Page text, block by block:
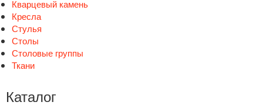
Кварцевый камень
Кресла
Стулья
Столы
Столовые группы
Ткани
Каталог